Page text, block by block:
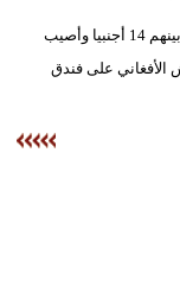
سيارات
وتطرقت صحف لبنان إلى مقتل 30 شخصا على الأقل بينهم 14 أجنبيا وأصيب
على فندق